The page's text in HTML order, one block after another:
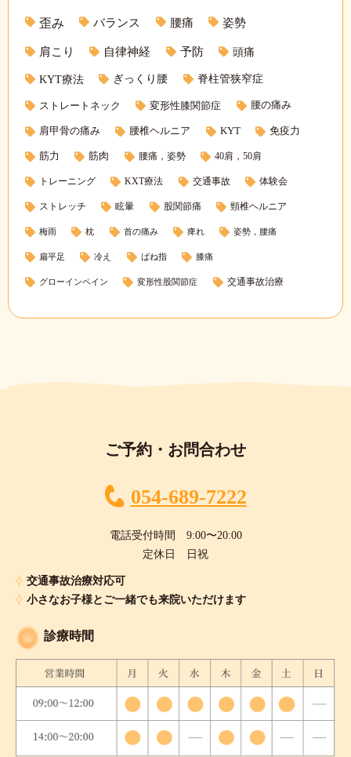
歪み バランス 腰痛 姿勢
肩こり 自律神経 予防 頭痛
KYT療法 ぎっくり腰 脊柱管狭窄症
ストレートネック 変形性膝関節症 腰の痛み
肩甲骨の痛み 腰椎ヘルニア KYT 免疫力
筋力 筋肉 腰痛，姿勢 40肩，50肩
トレーニング KXT療法 交通事故 体験会
ストレッチ 眩暈 股関節痛 頸椎ヘルニア
梅雨 枕 首の痛み 痺れ 姿勢，腰痛
扁平足 冷え ばね指 膝痛
グローインペイン 変形性股関節症 交通事故治療
ご予約・お問合わせ
054-689-7222
電話受付時間 9:00〜20:00
定休日 日祝
交通事故治療対応可
小さなお子様とご一緒でも来院いただけます
診療時間